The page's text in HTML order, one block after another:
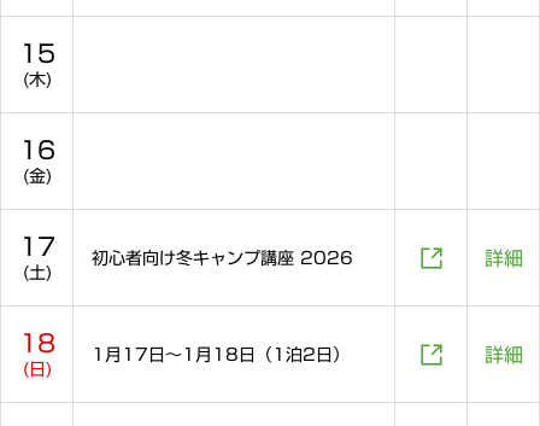
15
(木)
16
(金)
17
(土)
初心者向け冬キャンプ講座 2026  詳細
18
(日)
1月17日～1月18日（1泊2日）  詳細